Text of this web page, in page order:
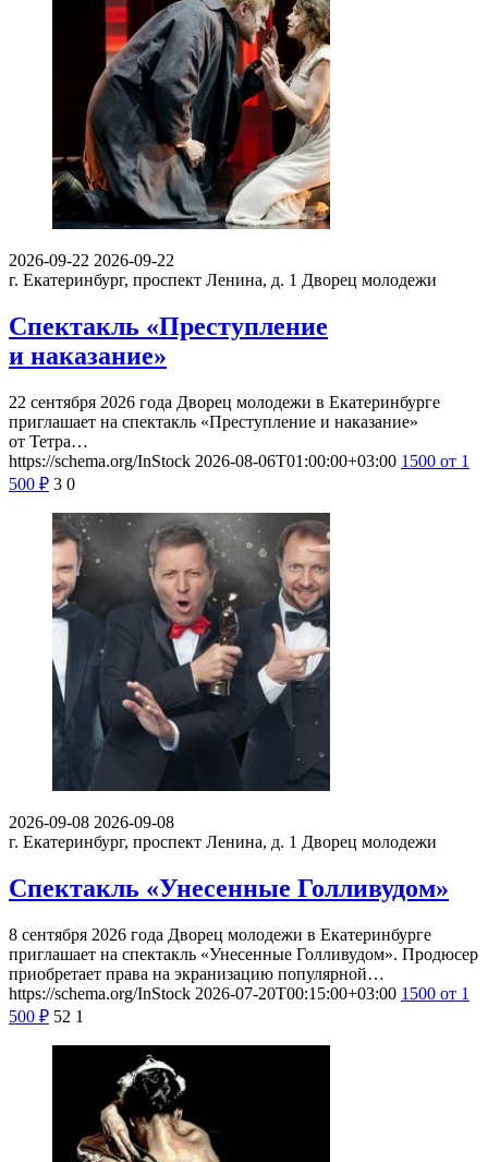
2026-09-22 2026-09-22
г. Екатеринбург, проспект Ленина, д. 1 Дворец молодежи
Спектакль «Преступление
и наказание»
22 сентября 2026 года Дворец молодежи в Екатеринбурге
приглашает на спектакль «Преступление и наказание»
от Тетра…
https://schema.org/InStock 2026-08-06T01:00:00+03:00 1500 от 1
500 ₽ 3 0
2026-09-08 2026-09-08
г. Екатеринбург, проспект Ленина, д. 1 Дворец молодежи
Спектакль «Унесенные Голливудом»
8 сентября 2026 года Дворец молодежи в Екатеринбурге
приглашает на спектакль «Унесенные Голливудом». Продюсер
приобретает права на экранизацию популярной…
https://schema.org/InStock 2026-07-20T00:15:00+03:00 1500 от 1
500 ₽ 52 1